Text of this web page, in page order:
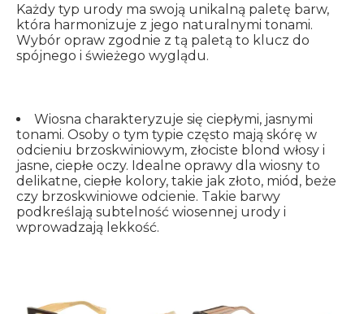
Każdy typ urody ma swoją unikalną paletę barw,
która harmonizuje z jego naturalnymi tonami.
Wybór opraw zgodnie z tą paletą to klucz do
spójnego i świeżego wyglądu.
Wiosna charakteryzuje się ciepłymi, jasnymi
tonami. Osoby o tym typie często mają skórę w
odcieniu brzoskwiniowym, złociste blond włosy i
jasne, ciepłe oczy. Idealne oprawy dla wiosny to
delikatne, ciepłe kolory, takie jak złoto, miód, beże
czy brzoskwiniowe odcienie. Takie barwy
podkreślają subtelność wiosennej urody i
wprowadzają lekkość.